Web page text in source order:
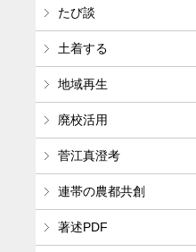
たび談
土着する
地域再生
廃校活用
菅江真澄考
連帯の農都共創
著述PDF